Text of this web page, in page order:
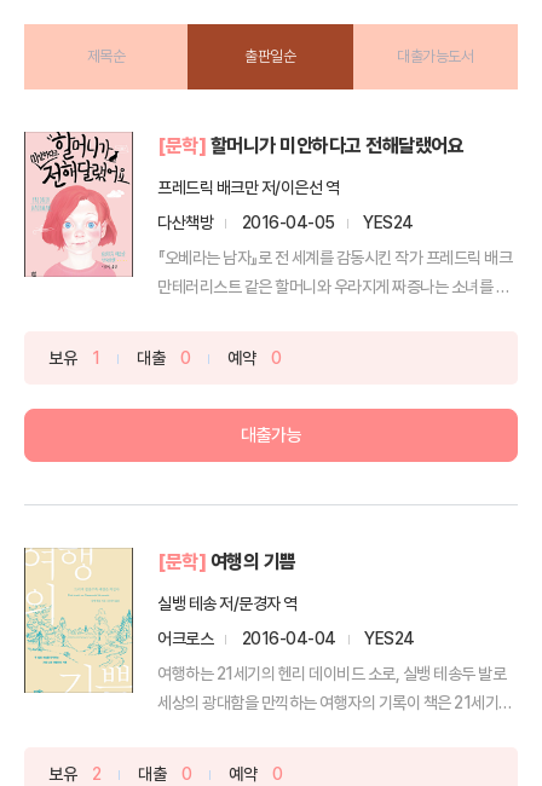
제목순 출판일순 대출가능도서
[문학] 할머니가 미안하다고 전해달랬어요
프레드릭 배크만 저/이은선 역
다산책방
2016-04-05
YES24
『오베라는 남자』로 전 세계를 감동시킨 작가 프레드릭 배크
만테러리스트 같은 할머니와 우라지게 짜증나는 소녀를 데
보유 1 대출 0 예약 0
대출가능
[문학] 여행의 기쁨
실뱅 테송 저/문경자 역
어크로스
2016-04-04
YES24
여행하는 21세기의 헨리 데이비드 소로, 실뱅 테송두 발로
세상의 광대함을 만끽하는 여행자의 기록이 책은 21세기
보유 2 대출 0 예약 0